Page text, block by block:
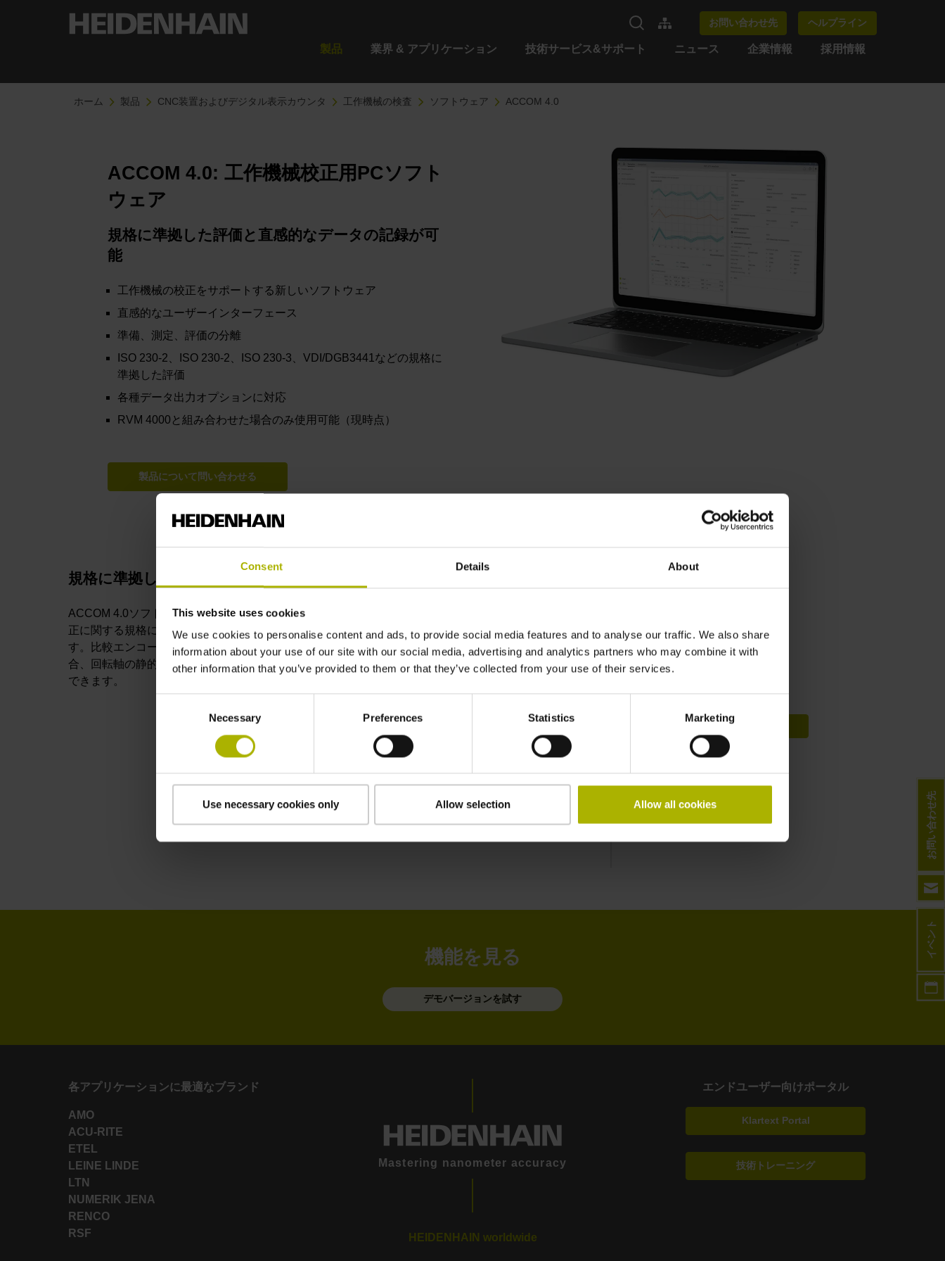
Consent Details About
This website uses cookies
We use cookies to personalise content and ads, to provide social media features and to analyse our traffic. We also share
information about your use of our site with our social media, advertising and analytics partners who may combine it with
other information that you’ve provided to them or that they’ve collected from your use of their services.
Necessary Preferences Statistics Marketing
Use necessary cookies only Allow selection Allow all cookies
お問い合わせ先 ヘルプライン
製品 業界 & アプリケーション 技術サービス&サポート ニュース 企業情報 採用情報
ホーム 製品 CNC装置およびデジタル表示カウンタ 工作機械の検査 ソフトウェア ACCOM 4.0
ACCOM 4.0: 工作機械校正用PCソフト
ウェア
規格に準拠した評価と直感的なデータの記録が可
能
工作機械の校正をサポートする新しいソフトウェア
直感的なユーザーインターフェース
準備、測定、評価の分離
ISO 230-2、ISO 230-2、ISO 230-3、VDI/DGB3441などの規格に
準拠した評価
各種データ出力オプションに対応
RVM 4000と組み合わせた場合のみ使用可能（現時点）
製品について問い合わせる
規格に準拠した校正
ACCOM 4.0ソフトウェアにより、工作機械の校
正に関する規格に準拠した測定や評価が可能で
す。比較エンコーダ
RVM 4000と使用する場
合、回転軸の静的な精度と長期間の挙動を測定
できます。
なわれ、解析機能が拡張します。例えば、比較
エンコーダの取付け操作ガイドや動的運動の高
分解能測定といった機能が追加されます。
最寄りの営業所を探す
概要を見る
製品情報
ユーザーマニュアル
機能を見る
デモバージョンを試す
各アプリケーションに最適なブランド
AMO
ACU-RITE
ETEL
LEINE LINDE
LTN
NUMERIK JENA
RENCO
RSF
Mastering nanometer accuracy
HEIDENHAIN worldwide
エンドユーザー向けポータル
Klartext Portal
技術トレーニング
イベント
お問い合わせ先